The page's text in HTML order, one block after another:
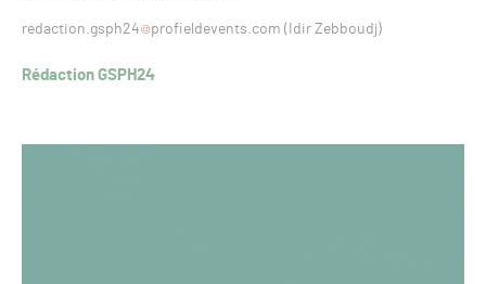
redaction.gsph24 profieldevents.com (Idir Zebboudj)
Rédaction GSPH24